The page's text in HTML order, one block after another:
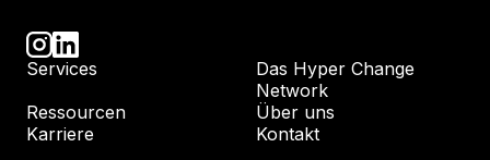
Services
Das Hyper Change
Network
Ressourcen
Über uns
Karriere
Kontakt